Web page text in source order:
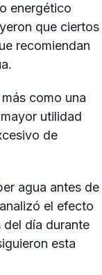
energético
que ciertos
recomiendan
como una
utilidad
de
agua antes de
el efecto
día durante
esta